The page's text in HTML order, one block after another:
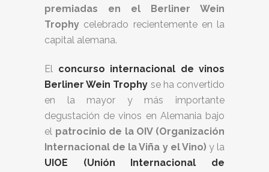
premiadas en el Berliner Wein
Trophy celebrado recientemente en la
capital alemana.
El concurso internacional de vinos
Berliner Wein Trophy se ha convertido
en la mayor y más importante
degustación de vinos en Alemania bajo
el patrocinio de la OIV (Organización
Internacional de la Viña y el Vino) y la
UIOE (Unión Internacional de